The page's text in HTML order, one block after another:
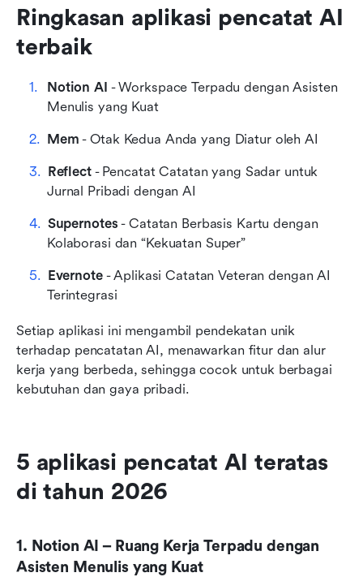
Ringkasan aplikasi pencatat AI
terbaik
Notion AI - Workspace Terpadu dengan Asisten
Menulis yang Kuat
Mem - Otak Kedua Anda yang Diatur oleh AI
Reflect - Pencatat Catatan yang Sadar untuk
Jurnal Pribadi dengan AI
Supernotes - Catatan Berbasis Kartu dengan
Kolaborasi dan “Kekuatan Super”
Evernote - Aplikasi Catatan Veteran dengan AI
Terintegrasi
Setiap aplikasi ini mengambil pendekatan unik
terhadap pencatatan AI, menawarkan fitur dan alur
kerja yang berbeda, sehingga cocok untuk berbagai
kebutuhan dan gaya pribadi.
5 aplikasi pencatat AI teratas
di tahun 2026
1. Notion AI – Ruang Kerja Terpadu dengan
Asisten Menulis yang Kuat